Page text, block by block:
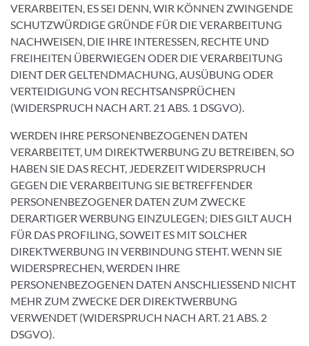
VERARBEITEN, ES SEI DENN, WIR KÖNNEN ZWINGENDE
SCHUTZWÜRDIGE GRÜNDE FÜR DIE VERARBEITUNG
NACHWEISEN, DIE IHRE INTERESSEN, RECHTE UND
FREIHEITEN ÜBERWIEGEN ODER DIE VERARBEITUNG
DIENT DER GELTENDMACHUNG, AUSÜBUNG ODER
VERTEIDIGUNG VON RECHTSANSPRÜCHEN
(WIDERSPRUCH NACH ART. 21 ABS. 1 DSGVO).
WERDEN IHRE PERSONENBEZOGENEN DATEN
VERARBEITET, UM DIREKTWERBUNG ZU BETREIBEN, SO
HABEN SIE DAS RECHT, JEDERZEIT WIDERSPRUCH
GEGEN DIE VERARBEITUNG SIE BETREFFENDER
PERSONENBEZOGENER DATEN ZUM ZWECKE
DERARTIGER WERBUNG EINZULEGEN; DIES GILT AUCH
FÜR DAS PROFILING, SOWEIT ES MIT SOLCHER
DIREKTWERBUNG IN VERBINDUNG STEHT. WENN SIE
WIDERSPRECHEN, WERDEN IHRE
PERSONENBEZOGENEN DATEN ANSCHLIESSEND NICHT
MEHR ZUM ZWECKE DER DIREKTWERBUNG
VERWENDET (WIDERSPRUCH NACH ART. 21 ABS. 2
DSGVO).